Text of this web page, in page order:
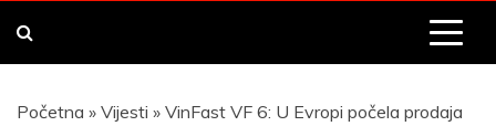
Početna » Vijesti » VinFast VF 6: U Evropi počela prodaja